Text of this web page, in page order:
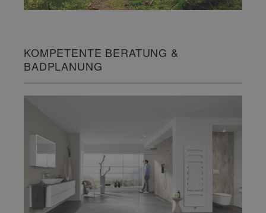
KOMPETENTE BERATUNG &
BADPLANUNG